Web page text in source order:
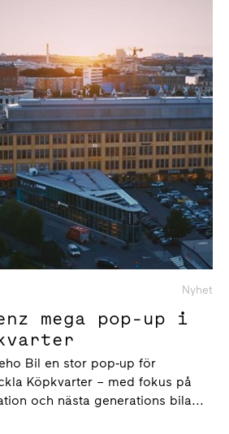
Nyhet
mega pop-up i
Bil en stor pop‑up för
Köpkvarter – med fokus på
och nästa generations bila...